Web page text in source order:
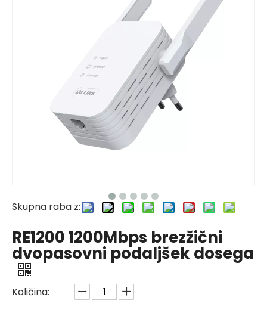
Skupna raba z:
RE1200 1200Mbps brezžični
dvopasovni podaljšek dosega
Količina: